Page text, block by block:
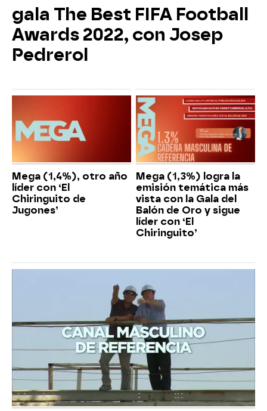
gala The Best FIFA Football
Awards 2022, con Josep
Pedrerol
Mega (1,4%), otro año
líder con ‘El
Chiringuito de
Jugones’
Mega (1,3%) logra la
emisión temática más
vista con la Gala del
Balón de Oro y sigue
líder con ‘El
Chiringuito’